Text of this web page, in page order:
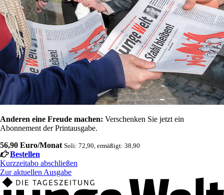
Anderen eine Freude machen: Verschenken Sie jetzt ein
Abonnement der Printausgabe.
56,90 Euro/Monat Soli: 72,90, ermäßigt: 38,90
Bestellen
Kurzzeitabo abschließen
Zur aktuellen Ausgabe